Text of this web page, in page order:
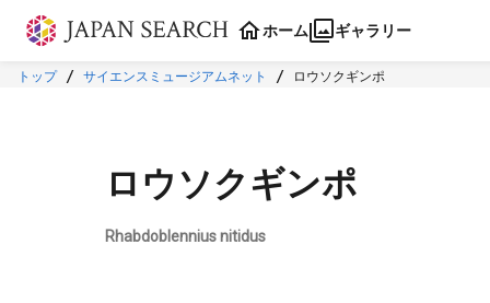
本文に飛ぶ
ホーム ギャラリー
トップ サイエンスミュージアムネット ロウソクギンポ
ロウソクギンポ
Rhabdoblennius nitidus